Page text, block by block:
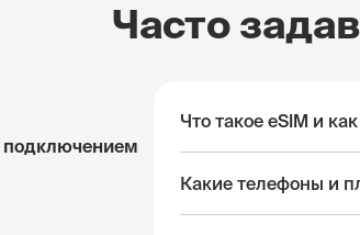
Часто
Что такое eSIM и
Какие телефоны и